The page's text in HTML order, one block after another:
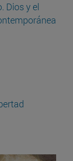
Dios y el